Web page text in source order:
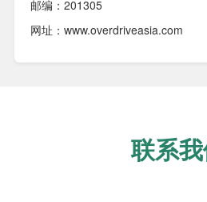
邮编：201305
网址：www.overdriveasia.com
联系